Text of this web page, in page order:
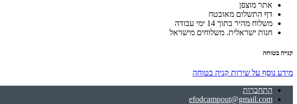
אתר מוצפן
דף התשלום מאובטח
משלוח מהיר בתוך 14 ימי עבודה
חנות ישראלית. משלוחים מישראל
קנייה בטוחה
מידע נוסף על שירות קניה בטוחה
התחברות
efodcampout@gmail.com